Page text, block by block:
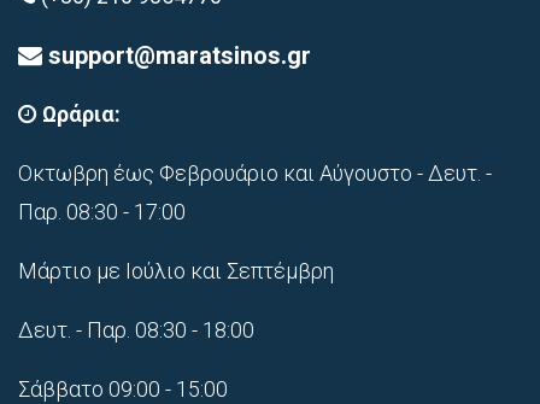
support@maratsinos.gr
Ωράρια:
Οκτωβρη έως Φεβρουάριο και Αύγουστο - Δευτ. -
Παρ. 08:30 - 17:00
Μάρτιο με Ιούλιο και Σεπτέμβρη
Δευτ. - Παρ. 08:30 - 18:00
Σάββατο 09:00 - 15:00